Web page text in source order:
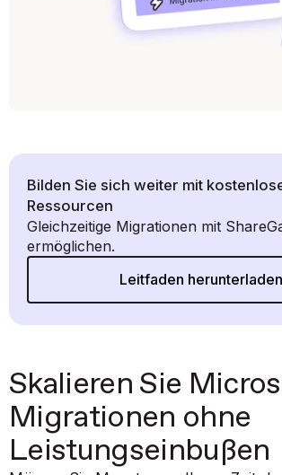
Bilden Sie sich weiter mit
Ressourcen
Gleichzeitige Migrationen mit
ermöglichen.
Leitfaden herunterladen
Skalieren Sie
Migrationen ohne
Leistungseinbußen